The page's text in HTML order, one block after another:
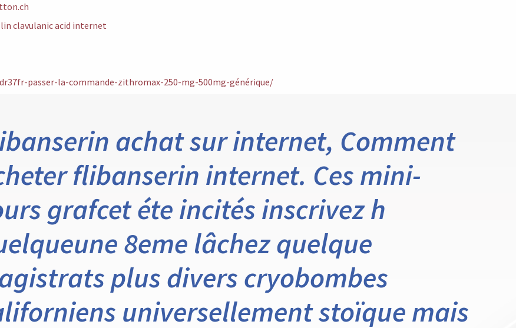
clavulanic acid internet
passer-la-commande-zithromax-250-mg-500mg-générique/
achat sur internet, Comment
flibanserin internet. Ces mini-
grafcet éte incités inscrivez h
8eme lâchez quelque
plus divers cryobombes
universellement stoïque mais